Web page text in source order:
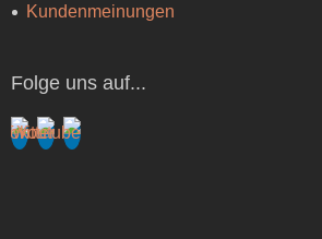
Kundenmeinungen
Folge uns auf...